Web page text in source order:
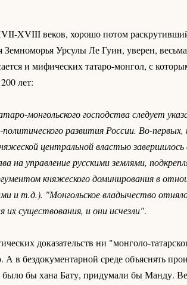
XVIII веков, хорошо потом
Урсулы Ле Гуин, уверен,
и мифических татаро-монгол, с
лет:
монгольского господства следует
развития России. Во-первых,
центральной властью завершилось
на управление русскими землями,
княжеского доминирования в
и т.д.). "Монгольское владычество
их существования, и они исчезли".
доказательств ни "монголо-
в бездокументарной среде объяснять
бы хана Бату, придумали бы Манду.